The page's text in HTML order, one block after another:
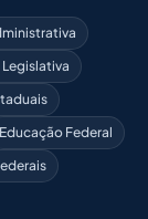
Legislativa
Educação Federal